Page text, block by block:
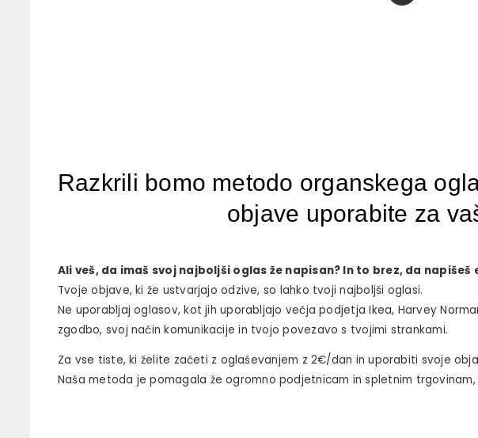
Razkrili bomo metodo organskega
objave uporabite za
Ali veš, da imaš svoj najboljši oglas že napisan? In to brez, da napišeš
Tvoje objave, ki že ustvarjajo odzive, so lahko tvoji najboljši oglasi.
Ne uporabljaj oglasov, kot jih uporabljajo večja podjetja Ikea, Harvey
zgodbo, svoj način komunikacije in tvojo povezavo s tvojimi strankami.
Za vse tiste, ki želite začeti z oglaševanjem z 2€/dan in uporabiti svoje
Naša metoda je pomagala že ogromno podjetnicam in spletnim